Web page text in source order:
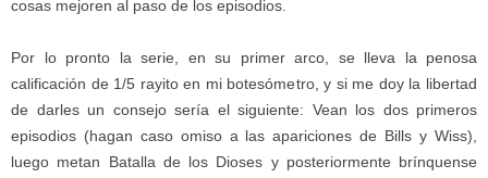
cosas mejoren al paso de los episodios.
Por lo pronto la serie, en su primer arco, se lleva la penosa
calificación de 1/5 rayito en mi botesómetro, y si me doy la libertad
de darles un consejo sería el siguiente: Vean los dos primeros
episodios (hagan caso omiso a las apariciones de Bills y Wiss),
luego metan Batalla de los Dioses y posteriormente brínquense